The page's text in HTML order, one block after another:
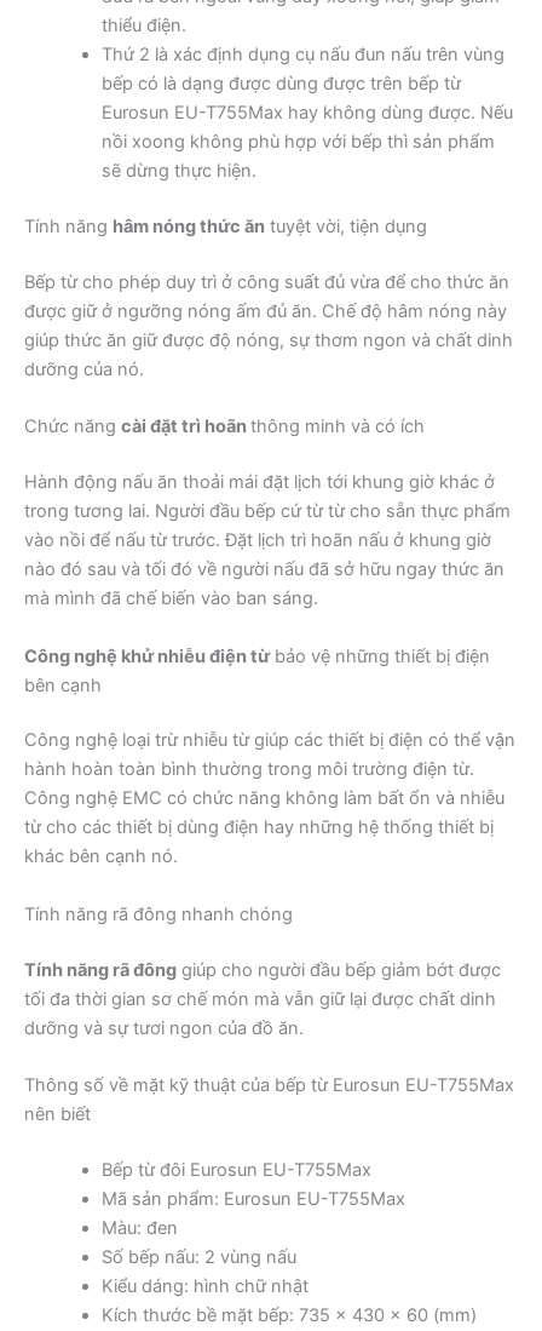
thiểu điện.
Thứ 2 là xác định dụng cụ nấu đun nấu trên vùng
bếp có là dạng được dùng được trên bếp từ
Eurosun EU-T755Max hay không dùng được. Nếu
nồi xoong không phù hợp với bếp thì sản phẩm
sẽ dừng thực hiện.
Tính năng hâm nóng thức ăn tuyệt vời, tiện dụng
Bếp từ cho phép duy trì ở công suất đủ vừa để cho thức ăn
được giữ ở ngưỡng nóng ấm đủ ăn. Chế độ hâm nóng này
giúp thức ăn giữ được độ nóng, sự thơm ngon và chất dinh
dưỡng của nó.
Chức năng cài đặt trì hoãnthông minh và có ích
Hành động nấu ăn thoải mái đặt lịch tới khung giờ khác ở
trong tương lai. Người đầu bếp cứ từ từ cho sẵn thực phẩm
vào nồi để nấu từ trước. Đặt lịch trì hoãn nấu ở khung giờ
nào đó sau và tối đó về người nấu đã sở hữu ngay thức ăn
mà mình đã chế biến vào ban sáng.
Công nghệ khử nhiễu điện từbảo vệ những thiết bị điện
bên cạnh
Công nghệ loại trừ nhiễu từ giúp các thiết bị điện có thể vận
hành hoàn toàn bình thường trong môi trường điện từ.
Công nghệ EMC có chức năng không làm bất ổn và nhiễu
từ cho các thiết bị dùng điện hay những hệ thống thiết bị
khác bên cạnh nó.
Tính năng rã đông nhanh chóng
Tính năng rã đông giúp cho người đầu bếp giảm bớt được
tối đa thời gian sơ chế món mà vẫn giữ lại được chất dinh
dưỡng và sự tươi ngon của đồ ăn.
Thông số về mặt kỹ thuật của bếp từ Eurosun EU-T755Max
nên biết
Bếp từ đôi Eurosun EU-T755Max
Mã sản phẩm: Eurosun EU-T755Max
Màu: đen
Số bếp nấu: 2 vùng nấu
Kiểu dáng: hình chữ nhật
Kích thước bề mặt bếp: 735 x 430 x 60 (mm)